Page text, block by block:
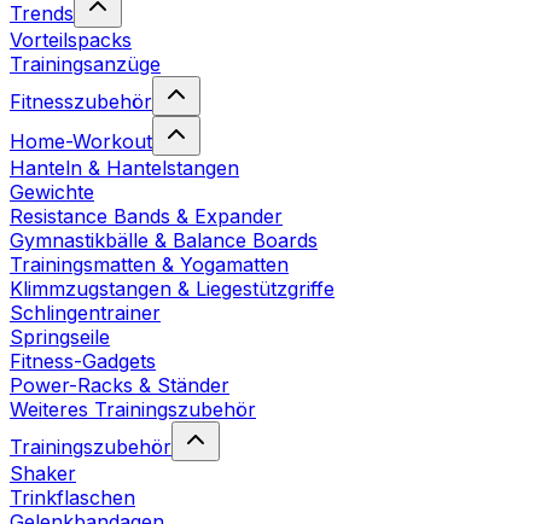
Trends
Vorteilspacks
Trainingsanzüge
Fitnesszubehör
Home-Workout
Hanteln & Hantelstangen
Gewichte
Resistance Bands & Expander
Gymnastikbälle & Balance Boards
Trainingsmatten & Yogamatten
Klimmzugstangen & Liegestützgriffe
Schlingentrainer
Springseile
Fitness-Gadgets
Power-Racks & Ständer
Weiteres Trainingszubehör
Trainingszubehör
Shaker
Trinkflaschen